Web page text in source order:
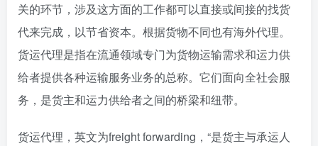
关的环节，涉及这方面的工作都可以直接或间接的找货
代来完成，以节省资本。根据货物不同也有海外代理。
货运代理是指在流通领域专门为货物运输需求和运力供
给者提供各种运输服务业务的总称。它们面向全社会服
务，是货主和运力供给者之间的桥梁和纽带。
货运代理，英文为freight forwarding，“是货主与承运人